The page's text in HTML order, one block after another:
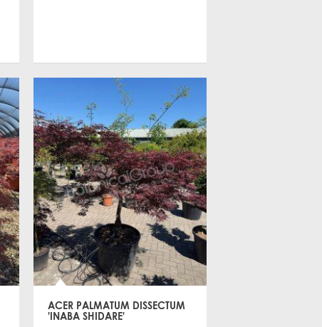
Meer informatie
ACER PALMATUM DISSECTUM
'INABA SHIDARE'